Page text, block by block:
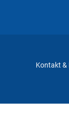
Kontakt &